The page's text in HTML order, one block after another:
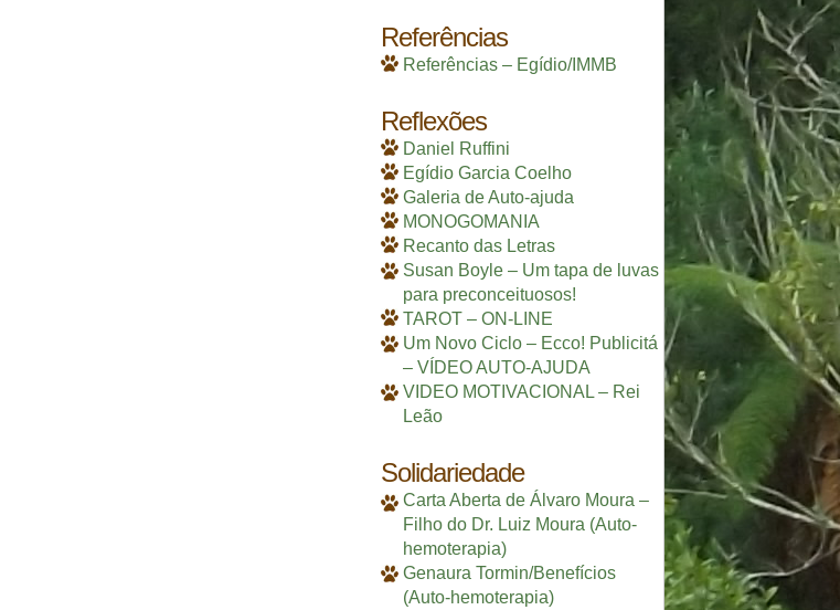
Referências
Referências – Egídio/IMMB
Reflexões
Daniel Ruffini
Egídio Garcia Coelho
Galeria de Auto-ajuda
MONOGOMANIA
Recanto das Letras
Susan Boyle – Um tapa de luvas
para preconceituosos!
TAROT – ON-LINE
Um Novo Ciclo – Ecco! Publicitá
– VÍDEO AUTO-AJUDA
VIDEO MOTIVACIONAL – Rei
Leão
Solidariedade
Carta Aberta de Álvaro Moura –
Filho do Dr. Luiz Moura (Auto-
hemoterapia)
Genaura Tormin/Benefícios
(Auto-hemoterapia)